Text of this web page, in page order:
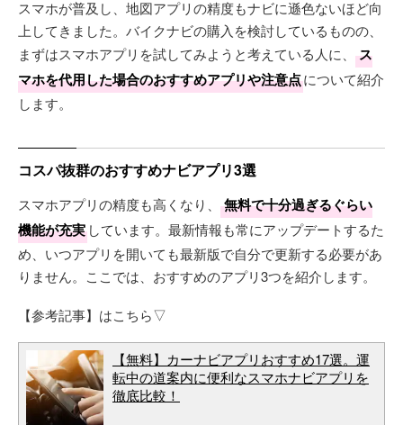
スマホが普及し、地図アプリの精度もナビに遜色ないほど向
上してきました。バイクナビの購入を検討しているものの、
まずはスマホアプリを試してみようと考えている人に、
ス
マホを代用した場合のおすすめアプリや注意点について紹介
します。
コスパ抜群のおすすめナビアプリ3選
スマホアプリの精度も高くなり、
無料で十分過ぎるぐらい
機能が充実 しています。最新情報も常にアップデートするた
め、いつアプリを開いても最新版で自分で更新する必要があ
りません。ここでは、おすすめのアプリ3つを紹介します。
【参考記事】はこちら▽
【無料】カーナビアプリおすすめ17選。運
転中の道案内に便利なスマホナビアプリを
徹底比較！